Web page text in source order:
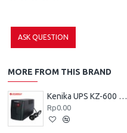
ASK QUESTION
MORE FROM THIS BRAND
Kenika UPS KZ-600 VA
Rp0.00